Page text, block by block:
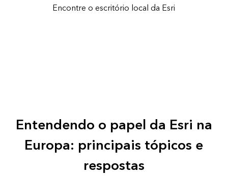
Encontre o escritório local da Esri
Entendendo o papel da Esri na
Europa: principais tópicos e
respostas